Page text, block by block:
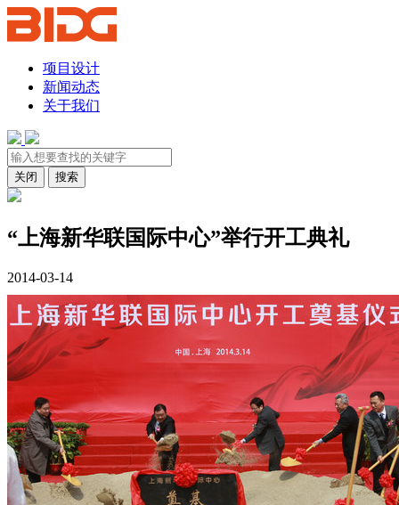
项目设计
新闻动态
关于我们
关闭 搜索
“上海新华联国际中心”举行开工典礼
2014-03-14